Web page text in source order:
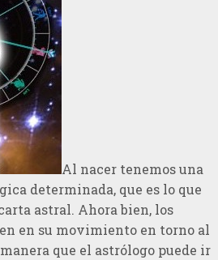
Al nacer tenemos una
determinada, que es lo que
astral. Ahora bien, los
en su movimiento en torno al
que el astrólogo puede ir